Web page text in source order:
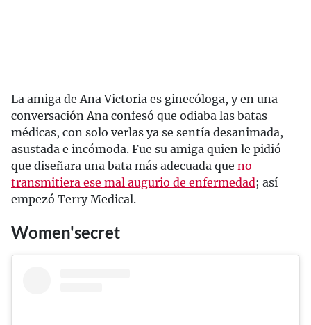
La amiga de Ana Victoria es ginecóloga, y en una
conversación Ana confesó que odiaba las batas
médicas, con solo verlas ya se sentía desanimada,
asustada e incómoda. Fue su amiga quien le pidió
que diseñara una bata más adecuada que no
transmitiera ese mal augurio de enfermedad; así
empezó Terry Medical.
Women'secret